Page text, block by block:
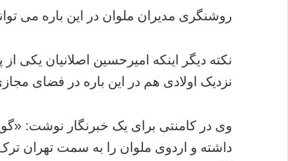
روشنگری مدیران ملوان در این باره می
نکته دیگر اینکه امیرحسین اصلانیان یکی
نزدیک اولادی هم در این باره در فضای
وی در کامنتی برای یک خبرنگار نوشت:
داشته و اردوی ملوان را به سمت تهران